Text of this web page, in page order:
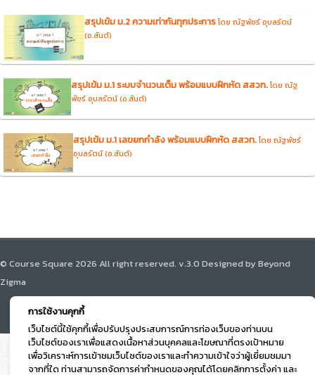
สรุปเข้ม ม.2 ความเท่ากันทุกประการโดย ณัฐพัชร์ อุบลรัตน์
(อ.สันต์)
สรุปเข้ม ม.1 ระบบจำนวนเต็ม พร้อมแบบฝึกหัด สสวท.โดย ณัฐ
พัชร์ อุบลรัตน์ (อ.สันต์)
สรุปเข้ม ม.1 เลขยกกำลัง พร้อมแบบฝึกหัด สสวท.โดย ณัฐพัชร์
อุบลรัตน์ (อ.สันต์)
การใช้งานคุกกี้
เว็บไซต์นี้ใช้คุกกี้เพื่อปรับปรุงประสบการณ์การท่องเว็บของท่านบน
เว็บไซต์ของเราเพื่อแสดงเนื้อหาส่วนบุคคลและโฆษณาที่ตรงเป้าหมาย
เพื่อวิเคราะห์การเข้าชมเว็บไซต์ของเราและทำความเข้าใจว่าผู้เยี่ยมชมมา
จากที่ใด ท่านสามารถจัดการค่ากำหนดของคุณได้โดยคลิกการตั้งค่า และ
© Course Square 2026 All right reserved. v.3.0 Designed by Beyond
Zigma